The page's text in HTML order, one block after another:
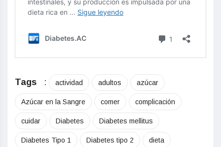
Tags : actividad adultos azúcar
Azúcar en la Sangre comer complicación
cuidar Diabetes Diabetes mellitus
Diabetes Tipo 1 Diabetes tipo 2 dieta